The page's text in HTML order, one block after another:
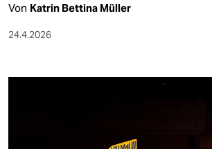
Von Katrin Bettina Müller
24.4.2026